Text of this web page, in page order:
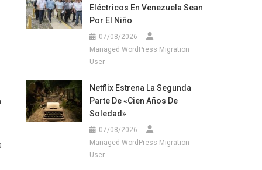
Eléctricos En Venezuela Sean
Por El Niño
07/08/2026
Managed WordPress Migration
User
Netflix Estrena La Segunda
Parte De «Cien Años De
Soledad»
07/08/2026
Managed WordPress Migration
User